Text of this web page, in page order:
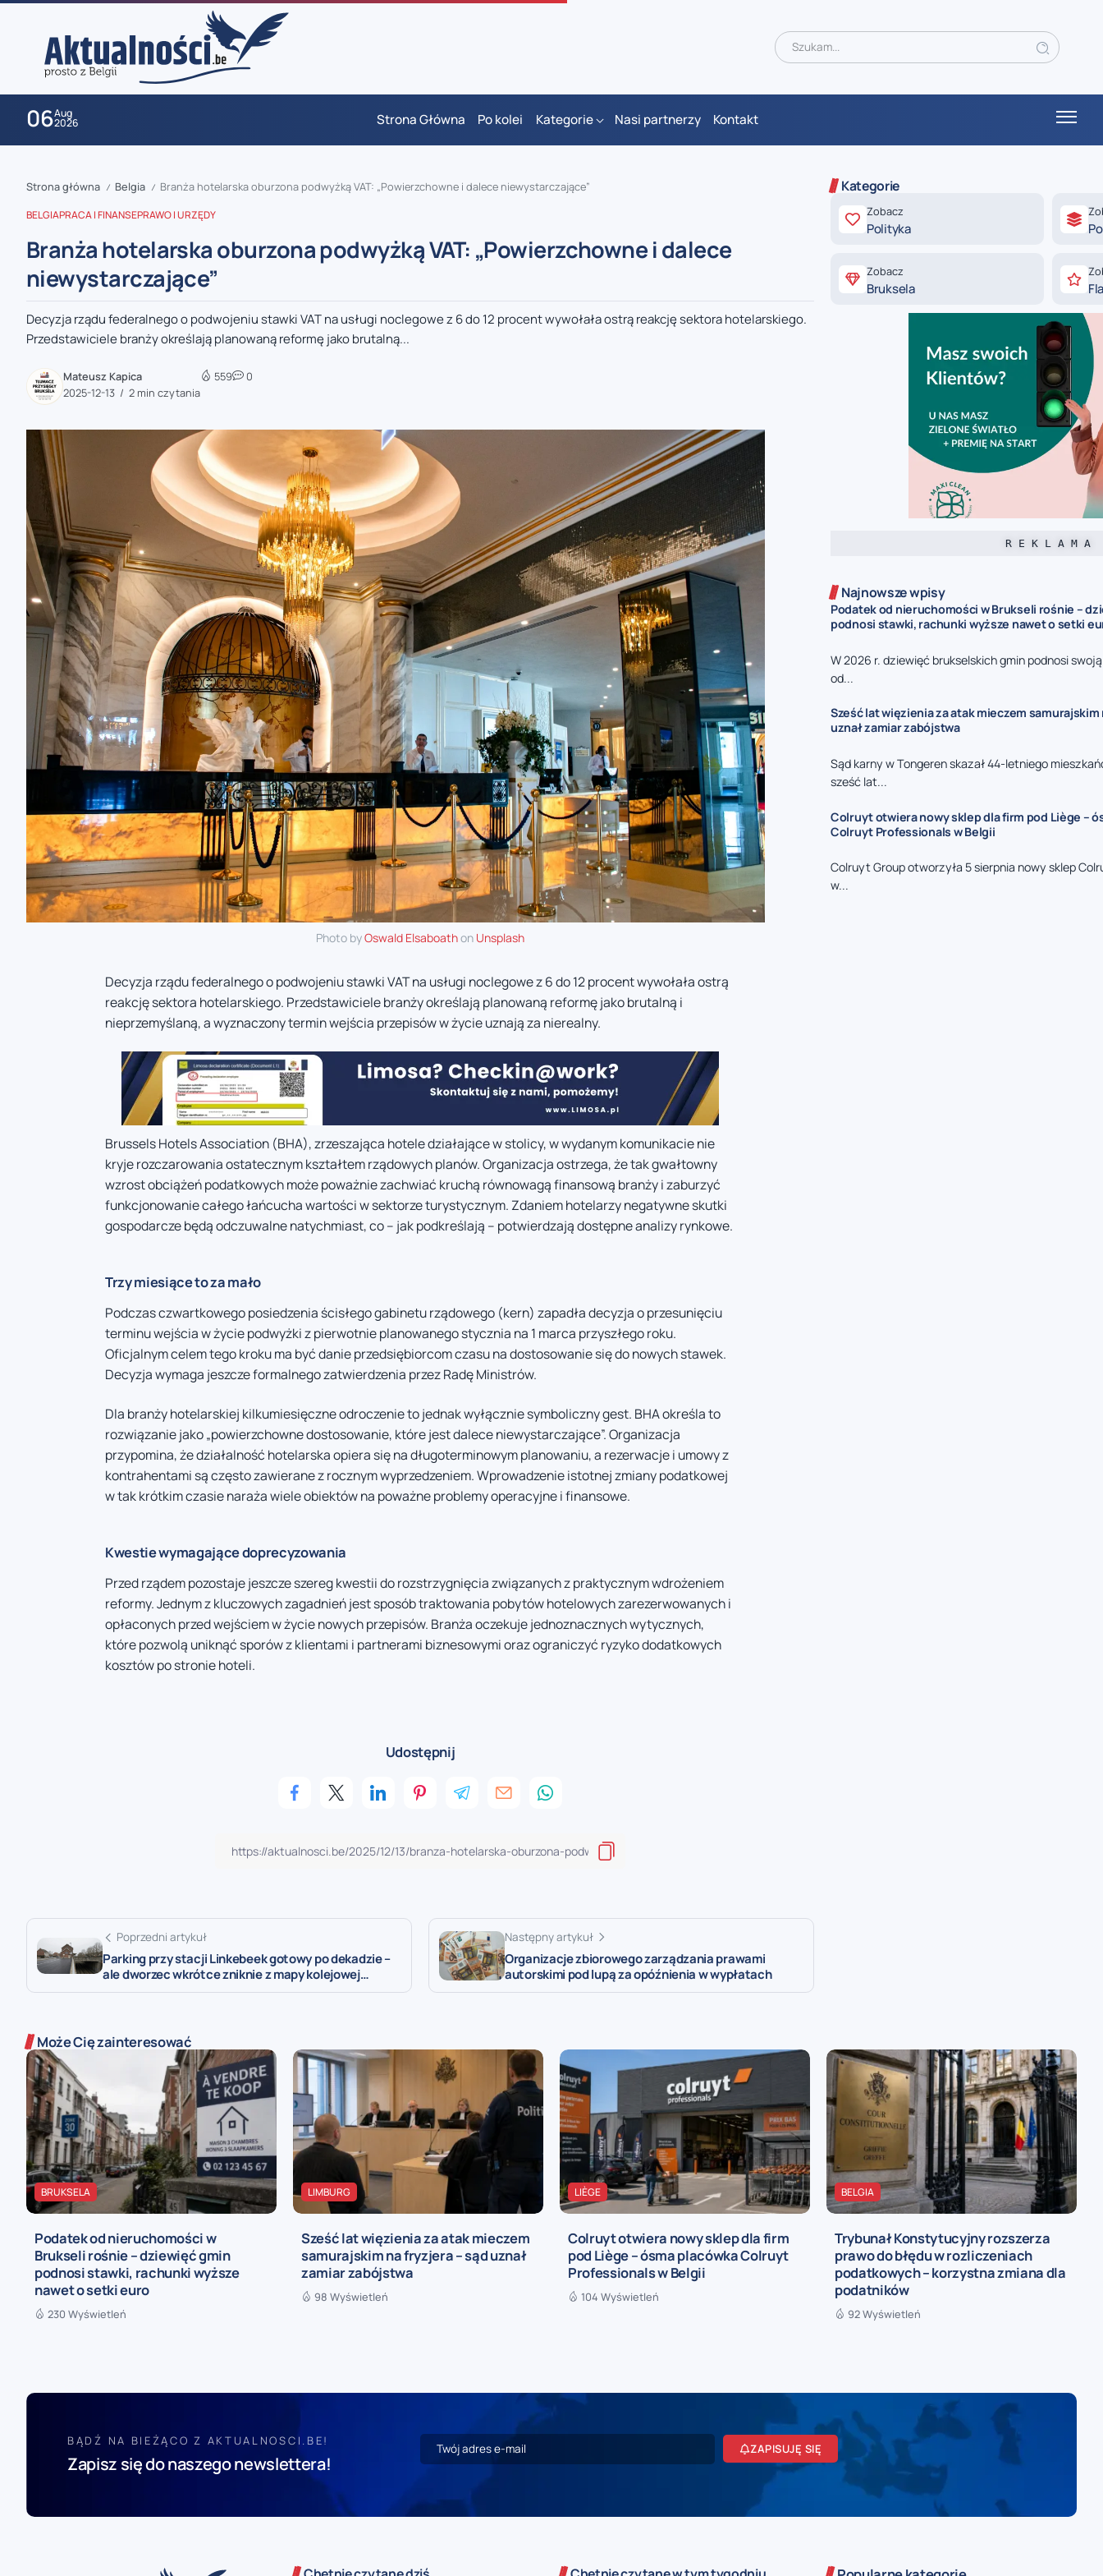
06Aug
2026 Strona Główna Po kolei Kategorie Nasi partnerzy Kontakt
zaobserwuj nas
zaobserwuj nas
zaobserwuj nas
zaobserwuj nas
zaobserwuj nas
Strona główna / Belgia / Branża hotelarska oburzona podwyżką VAT: „Powierzchowne i dalece niewystarczające”
BELGIAPRACA I FINANSEPRAWO I URZĘDY
Branża hotelarska oburzona podwyżką VAT: „Powierzchowne i dalece
niewystarczające”
Decyzja rządu federalnego o podwojeniu stawki VAT na usługi noclegowe z 6 do 12 procent wywołała ostrą reakcję sektora hotelarskiego.
Przedstawiciele branży określają planowaną reformę jako brutalną...
Mateusz Kapica
2025-12-13
2 min czytania
559 0
Photo byOswald Elsaboathon Unsplash
Decyzja rządu federalnego o podwojeniu stawki VAT na usługi noclegowe z 6 do 12 procent wywołała ostrą
reakcję sektora hotelarskiego. Przedstawiciele branży określają planowaną reformę jako brutalną i
nieprzemyślaną, a wyznaczony termin wejścia przepisów w życie uznają za nierealny.
Brussels Hotels Association (BHA), zrzeszająca hotele działające w stolicy, w wydanym komunikacie nie
kryje rozczarowania ostatecznym kształtem rządowych planów. Organizacja ostrzega, że tak gwałtowny
wzrost obciążeń podatkowych może poważnie zachwiać kruchą równowagą finansową branży i zaburzyć
funkcjonowanie całego łańcucha wartości w sektorze turystycznym. Zdaniem hotelarzy negatywne skutki
gospodarcze będą odczuwalne natychmiast, co – jak podkreślają – potwierdzają dostępne analizy rynkowe.
Trzy miesiące to za mało
Podczas czwartkowego posiedzenia ścisłego gabinetu rządowego (kern) zapadła decyzja o przesunięciu
terminu wejścia w życie podwyżki z pierwotnie planowanego stycznia na 1 marca przyszłego roku.
Oficjalnym celem tego kroku ma być danie przedsiębiorcom czasu na dostosowanie się do nowych stawek.
Decyzja wymaga jeszcze formalnego zatwierdzenia przez Radę Ministrów.
Dla branży hotelarskiej kilkumiesięczne odroczenie to jednak wyłącznie symboliczny gest. BHA określa to
rozwiązanie jako „powierzchowne dostosowanie, które jest dalece niewystarczające”. Organizacja
przypomina, że działalność hotelarska opiera się na długoterminowym planowaniu, a rezerwacje i umowy z
kontrahentami są często zawierane z rocznym wyprzedzeniem. Wprowadzenie istotnej zmiany podatkowej
w tak krótkim czasie naraża wiele obiektów na poważne problemy operacyjne i finansowe.
Kwestie wymagające doprecyzowania
Przed rządem pozostaje jeszcze szereg kwestii do rozstrzygnięcia związanych z praktycznym wdrożeniem
reformy. Jednym z kluczowych zagadnień jest sposób traktowania pobytów hotelowych zarezerwowanych i
opłaconych przed wejściem w życie nowych przepisów. Branża oczekuje jednoznacznych wytycznych,
które pozwolą uniknąć sporów z klientami i partnerami biznesowymi oraz ograniczyć ryzyko dodatkowych
kosztów po stronie hoteli.
Udostępnij
Poprzedni artykuł
Parking przy stacji Linkebeek gotowy po dekadzie –
ale dworzec wkrótce zniknie z mapy kolejowej…
Następny artykuł
Organizacje zbiorowego zarządzania prawami
autorskimi pod lupą za opóźnienia w wypłatach
Kategorie
Zobacz
Polityka
Zobacz
Bruksela
R E K L A M A
Najnowsze wpisy
Podatek od nieruchomości w Brukseli rośnie –
podnosi stawki, rachunki wyższe nawet o setki
W 2026 r. dziewięć brukselskich gmin podnosi
od...
Sześć lat więzienia za atak mieczem samurajskim
uznał zamiar zabójstwa
Sąd karny w Tongeren skazał 44-letniego
sześć lat...
Colruyt otwiera nowy sklep dla firm pod Liège –
Colruyt Professionals w Belgii
Colruyt Group otworzyła 5 sierpnia nowy sklep
w...
Może Cię zainteresować
BRUKSELA
Podatek od nieruchomości w
Brukseli rośnie – dziewięć gmin
podnosi stawki, rachunki wyższe
nawet o setki euro
230 Wyświetleń
LIMBURG
Sześć lat więzienia za atak mieczem
samurajskim na fryzjera – sąd uznał
zamiar zabójstwa
98 Wyświetleń
LIÈGE
Colruyt otwiera nowy sklep dla firm
pod Liège – ósma placówka Colruyt
Professionals w Belgii
104 Wyświetleń
BELGIA
Trybunał Konstytucyjny rozszerza
prawo do błędu w rozliczeniach
podatkowych – korzystna zmiana dla
podatników
92 Wyświetleń
BĄDŹ NA BIEŻĄCO Z AKTUALNOSCI.BE!
Zapisz się do naszego newslettera!
ZAPISUJĘ SIĘ